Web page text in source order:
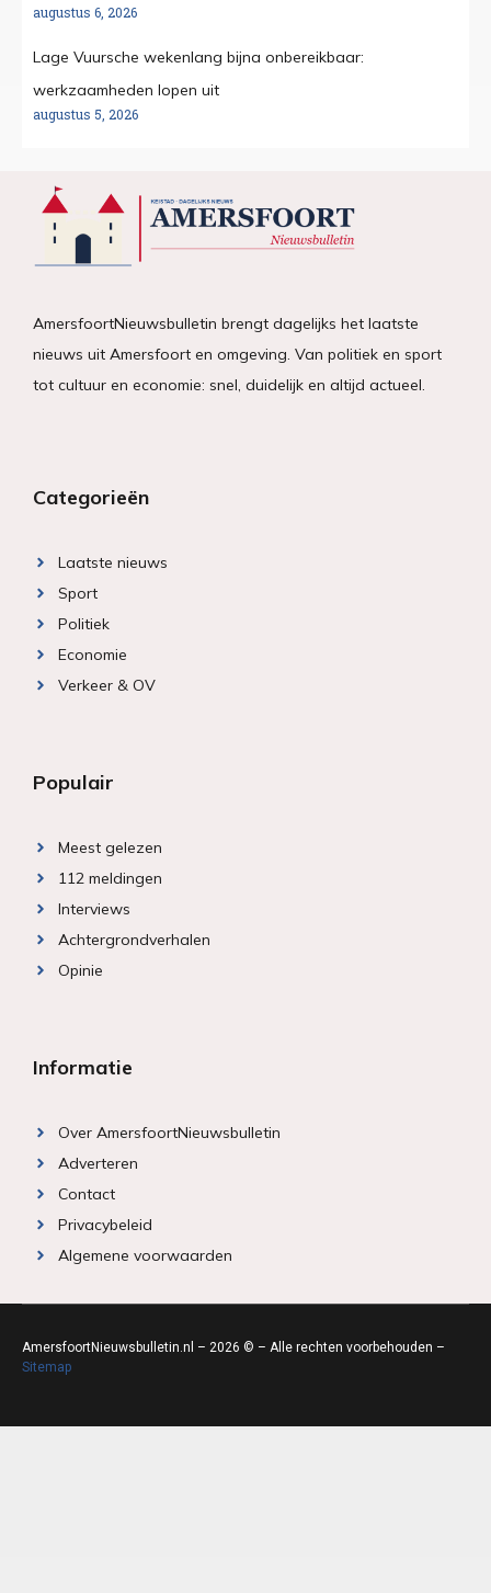
augustus 6, 2026
Lage Vuursche wekenlang bijna onbereikbaar:
werkzaamheden lopen uit
augustus 5, 2026
AmersfoortNieuwsbulletin brengt dagelijks het laatste
nieuws uit Amersfoort en omgeving. Van politiek en sport
tot cultuur en economie: snel, duidelijk en altijd actueel.
Categorieën
Laatste nieuws
Sport
Politiek
Economie
Verkeer & OV
Populair
Meest gelezen
112 meldingen
Interviews
Achtergrondverhalen
Opinie
Informatie
Over AmersfoortNieuwsbulletin
Adverteren
Contact
Privacybeleid
Algemene voorwaarden
AmersfoortNieuwsbulletin.nl – 2026 © – Alle rechten voorbehouden –
Sitemap